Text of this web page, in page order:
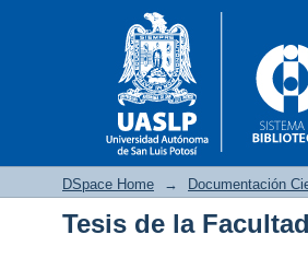
DSpace Home → Documentación
Tesis de la